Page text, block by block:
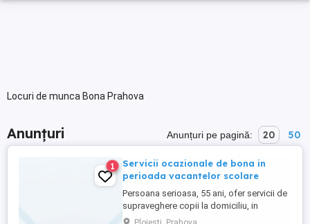
Locuri de munca Bona Prahova
Anunțuri Anunțuri pe pagină: 20 50
1
Servicii ocazionale de bona in
perioada vacantelor scolare
Persoana serioasa, 55 ani, ofer servicii de
supraveghere copii la domiciliu, in
perioada vacantei de vara 1 iulie-31